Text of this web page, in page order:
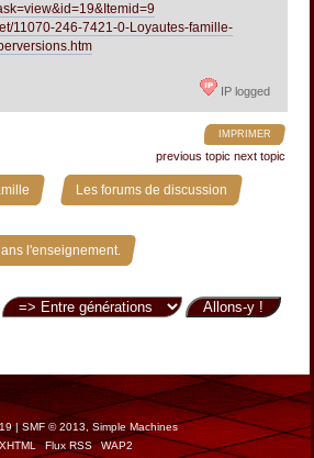
11070-246-7421-0-Loyautes-famille-
IP logged
IMPRIMER
previous topic next topic
» Les forums de discussion »
l'enseignement.
|SMF © 2013 Simple Machines
Flux RSS
WAP2